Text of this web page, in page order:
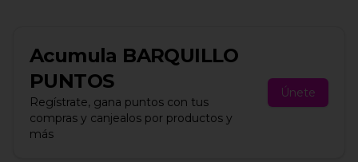
Acumula BARQUILLO
PUNTOS
Regístrate, gana puntos con tus
compras y canjealos por productos y
más
Únete